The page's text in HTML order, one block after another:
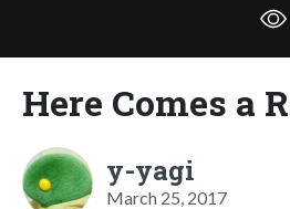
Here Comes a
y-yagi
March 25, 2017